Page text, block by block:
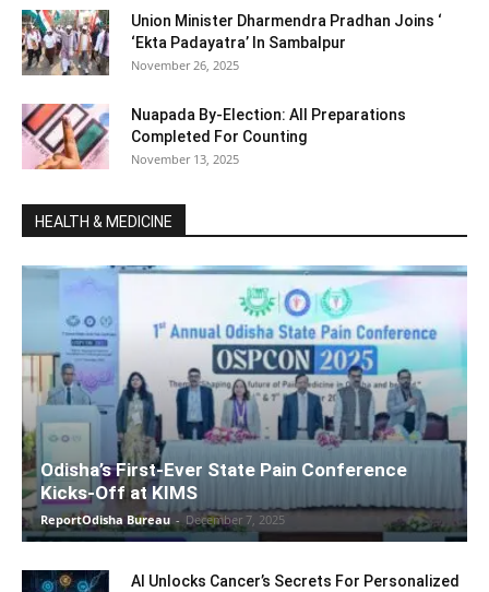
Union Minister Dharmendra Pradhan Joins ‘
‘Ekta Padayatra’ In Sambalpur
November 26, 2025
Nuapada By-Election: All Preparations
Completed For Counting
November 13, 2025
HEALTH & MEDICINE
Odisha’s First-Ever State Pain Conference
Kicks-Off at KIMS
ReportOdisha Bureau - December 7, 2025
AI Unlocks Cancer’s Secrets For Personalized